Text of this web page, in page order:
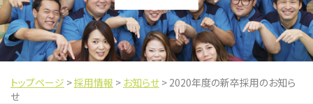
トップページ >採用情報 > お知らせ > 2020年度の新卒採用のお知ら
せ